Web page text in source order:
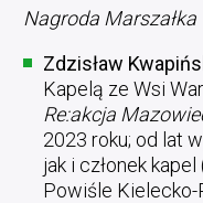
Nagroda
Zdzisław
Kapelą ze Wsi
Re:akcja
2023 roku; od lat
jak i członek
Powiśle Kielecko-